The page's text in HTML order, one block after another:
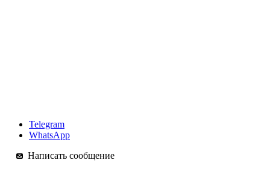
Telegram
WhatsApp
Написать сообщение